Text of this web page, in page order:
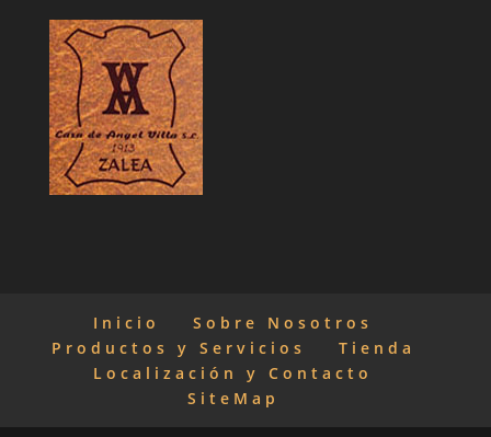
Inicio
Sobre Nosotros
Productos y Servicios
Tienda
Localización y Contacto
SiteMap